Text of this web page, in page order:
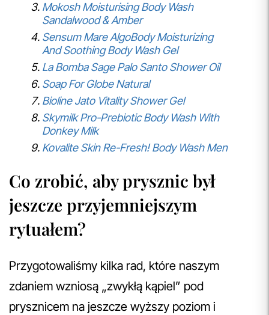
Mokosh Moisturising Body Wash
Sandalwood & Amber
Sensum Mare AlgoBody Moisturizing
And Soothing Body Wash Gel
La Bomba Sage Palo Santo Shower Oil
Soap For Globe Natural
Bioline Jato Vitality Shower Gel
Skymilk Pro-Prebiotic Body Wash With
Donkey Milk
Kovalite Skin Re-Fresh! Body Wash Men
Co zrobić, aby prysznic był
jeszcze przyjemniejszym
rytuałem?
Przygotowaliśmy kilka rad, które naszym
zdaniem wzniosą „zwykłą kąpiel” pod
prysznicem na jeszcze wyższy poziom i